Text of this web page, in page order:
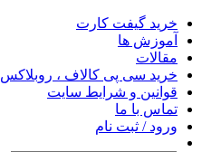
Skip
content
خرید گیفت کارت
آموزش ها
مقالات
خرید سی پی کالاف ، روبلاکس
قوانین و شرایط سایت
تماس با ما
ورود / ثبت نام